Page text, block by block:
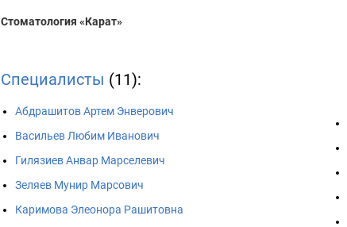
Стоматология «Карат»
Специалисты (11):
Абдрашитов Артем Энверович
Васильев Любим Иванович
Гилязиев Анвар Марселевич
Зеляев Мунир Марсович
Каримова Элеонора Рашитовна